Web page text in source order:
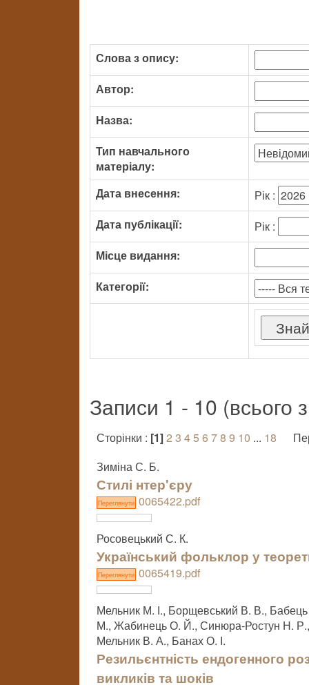
Слова з опису:
Автор:
Назва:
Тип навчального
матеріалу:
Дата внесення:
Рік :
Дата публікації:
Рік :
Місце видання:
Категорії:
Записи 1 - 10 (всього
Сторінки : [1]2 3 45 6 78 9 10 ... 18
Зиміна С. Б.
Стилі нтер'єру
Переглянути 0065422.pdf
Росовецький С. К.
Український фольклор у
Переглянути 0065419.pdf
Мельник М. І., Борщевський В. В., Бабець
М., Жабинець О. Й., Синюра-Ростун Н.
Мельник В. А., Банах О. І.
Резильєнтність ендогенного
викликів та шоків